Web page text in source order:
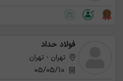
فولاد حداد
تهران - تهران